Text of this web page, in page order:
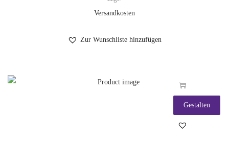
Versandkosten
Zur Wunschliste hinzufügen
Gestalten